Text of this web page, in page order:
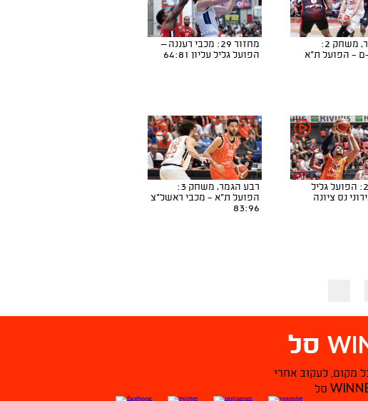
חצי הגמר, משחק 2:
ם - הפועל ת"א
מחזור 29: מכבי רעננה –
הפועל גליל עליון 64:81
מחזור 28: הפועל גליל
נס ציונה
רבע הגמר, משחק 3:
הפועל ת"א - מכבי ראשל"צ
83:96
סל
מקום, לעקוב אחרי
סל